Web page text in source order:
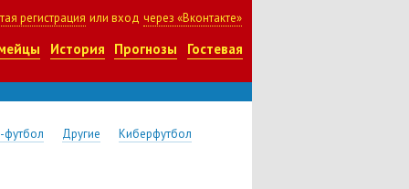
регистрация или вход через «Вконтакте»
История Прогнозы Гостевая
Другие Киберфутбол